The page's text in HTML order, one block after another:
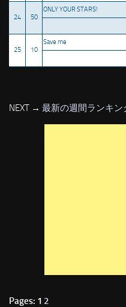
24 50
ONLY YOUR STARS!
25 10
Save me
NEXT → 最新の週間ランキン
Pages: 1 2